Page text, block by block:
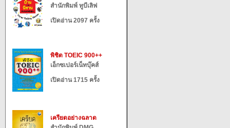
สำนักพิมพ์ ทูบีเลิฟ
เปิดอ่าน 2097 ครั้ง
พิชิต TOEIC 900++
เอ็กซเปอร์เน็ทบุ๊คส์
เปิดอ่าน 1715 ครั้ง
เครียดอย่างฉลาด